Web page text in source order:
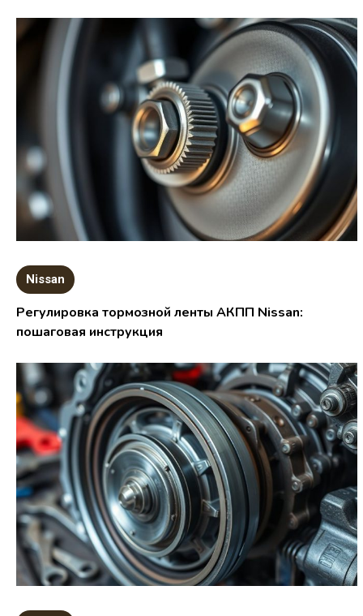
Nissan
Регулировка тормозной ленты АКПП Nissan:
пошаговая инструкция